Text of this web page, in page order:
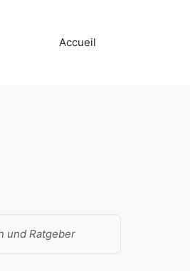
Accueil
und Ratgeber